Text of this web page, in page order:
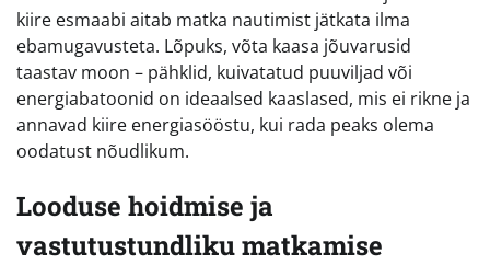
kiire esmaabi aitab matka nautimist jätkata ilma
ebamugavusteta. Lõpuks, võta kaasa jõuvarusid
taastav moon – pähklid, kuivatatud puuviljad või
energiabatoonid on ideaalsed kaaslased, mis ei rikne ja
annavad kiire energiasööstu, kui rada peaks olema
oodatust nõudlikum.
Looduse hoidmise ja
vastutustundliku matkamise